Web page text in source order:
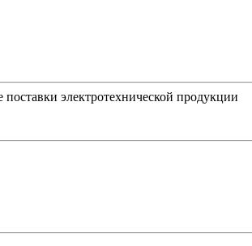
электротехнической продукции